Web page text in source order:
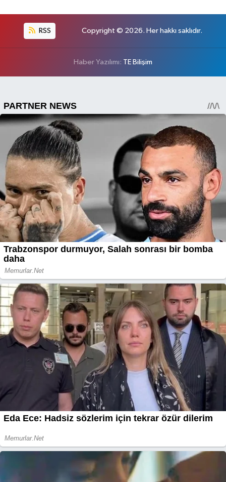
RSS Copyright © 2026. Her hakkı saklıdır.
Haber Yazılımı: TE Bilişim